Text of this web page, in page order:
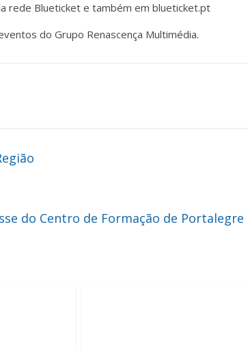
rede Blueticket e também em blueticket.pt
do Grupo Renascença Multimédia.
do Centro de Formação de Portalegre